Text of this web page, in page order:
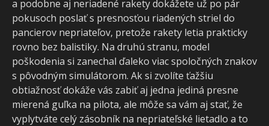
a podobne aj neriadené rakety dokážete už po pár
pokusoch poslať s presnosťou riadených striel do
pancierov nepriateľov, pretože rakety letia prakticky
rovno bez balistiky. Na druhú stranu, model
poškodenia si zanechal ďaleko viac spoločných znakov
s pôvodným simulátorom. Ak si zvolíte ťažšiu
obtiažnosť dokáže vás zabiť aj jedna jediná presne
mierená guľka na pilota, ale môže sa vám aj stať, že
vyplytváte celý zásobník na nepriateľské lietadlo a to